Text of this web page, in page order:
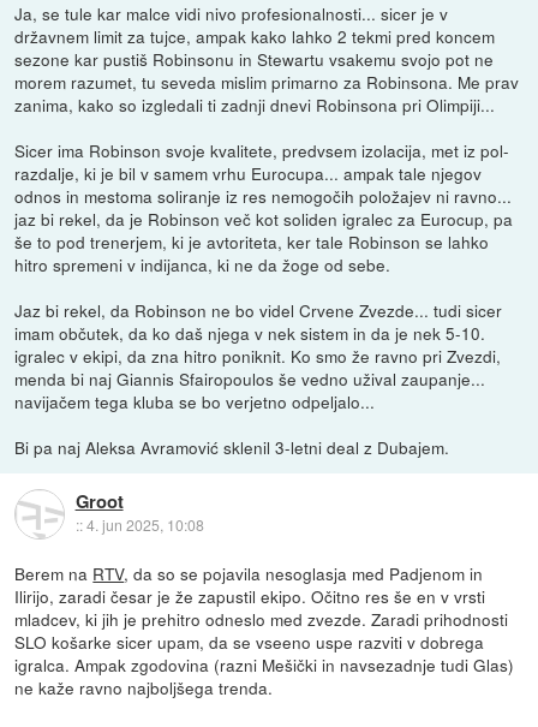
Ja, se tule kar malce vidi nivo profesionalnosti... sicer je v
državnem limit za tujce, ampak kako lahko 2 tekmi pred koncem
sezone kar pustiš Robinsonu in Stewartu vsakemu svojo pot ne
morem razumet, tu seveda mislim primarno za Robinsona. Me prav
zanima, kako so izgledali ti zadnji dnevi Robinsona pri Olimpiji...
Sicer ima Robinson svoje kvalitete, predvsem izolacija, met iz pol-
razdalje, ki je bil v samem vrhu Eurocupa... ampak tale njegov
odnos in mestoma soliranje iz res nemogočih položajev ni ravno...
jaz bi rekel, da je Robinson več kot soliden igralec za Eurocup, pa
še to pod trenerjem, ki je avtoriteta, ker tale Robinson se lahko
hitro spremeni v indijanca, ki ne da žoge od sebe.
Jaz bi rekel, da Robinson ne bo videl Crvene Zvezde... tudi sicer
imam občutek, da ko daš njega v nek sistem in da je nek 5-10.
igralec v ekipi, da zna hitro poniknit. Ko smo že ravno pri Zvezdi,
menda bi naj Giannis Sfairopoulos še vedno užival zaupanje...
navijačem tega kluba se bo verjetno odpeljalo...
Bi pa naj Aleksa Avramović sklenil 3-letni deal z Dubajem.
Groot
::4. jun 2025, 10:08
Berem na RTV, da so se pojavila nesoglasja med Padjenom in
Ilirijo, zaradi česar je že zapustil ekipo. Očitno res še en v vrsti
mladcev, ki jih je prehitro odneslo med zvezde. Zaradi prihodnosti
SLO košarke sicer upam, da se vseeno uspe razviti v dobrega
igralca. Ampak zgodovina (razni Mešički in navsezadnje tudi Glas)
ne kaže ravno najboljšega trenda.